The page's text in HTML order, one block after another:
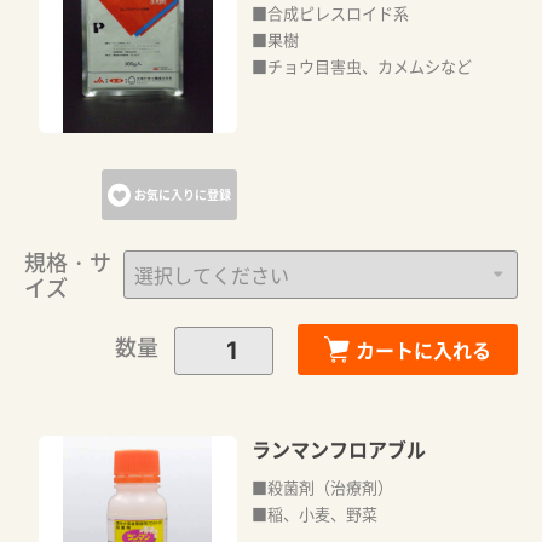
お気に入りに登録
■合成ピレスロイド系
■果樹
■チョウ目害虫、カメムシなど
規格・サ
イズ
数量
カートに入れる
ランマンフロアブル
■殺菌剤（治療剤）
■稲、小麦、野菜